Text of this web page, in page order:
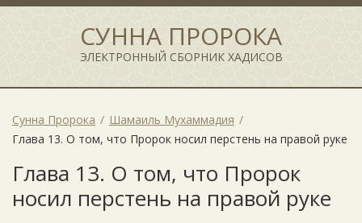
СУННА ПРОРОКА
ЭЛЕКТРОННЫЙ СБОРНИК ХАДИСОВ
Сунна Пророка
Шамаиль Мухаммадия
Глава 13. О том, что Пророк носил перстень на правой руке
Глава 13. О том, что Пророк
носил перстень на правой руке